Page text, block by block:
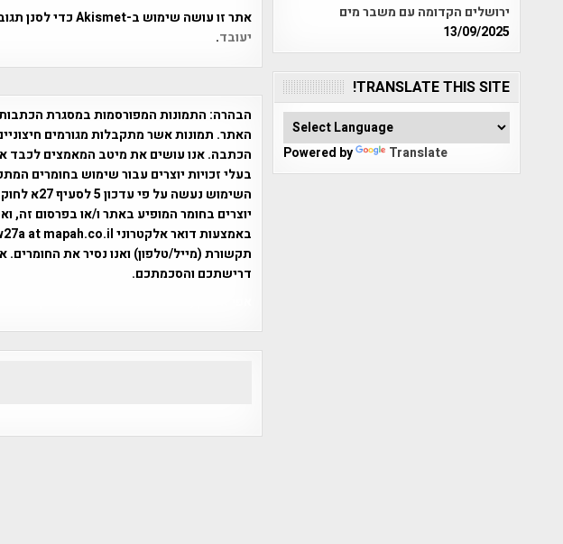
אתר זו עושה שימוש ב-Akismet כדי לסנן תגובות זבל.
יעובד.
הבהרה: התמונות המפורסמות במסגרת
האתר. תמונות אשר מתקבלות מגורמים
הכתבה. אנו עושים את מיטב המאמצים לכבד
בעלי זכויות יוצרים עבור שימוש בחומרים
יוצרים בחומר המופיע באתר ו/או בפרסום זה,
תקשורת (מייל/טלפון) ואנו נסיר את החומרים.
דרישתכם והסכמתכם.
ירושלים הקדומה עם משבר מים
13/09/2025
TRANSLATE THIS SITE!
Powered by Translate